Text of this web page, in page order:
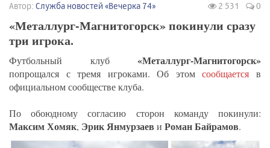
Автор: Служба новостей «Вечерка 74» 2 531 0
«Металлург-Магнитогорск» покинули сразу
три игрока.
Футбольный клуб«Металлург-Магнитогорск»
попрощался с тремя игроками. Об этомсообщаетсяв
официальном сообществе клуба.
По обоюдному согласию сторон команду покинули:
Максим Хомяк, Эрик Янмурзаев и Роман Байрамов.